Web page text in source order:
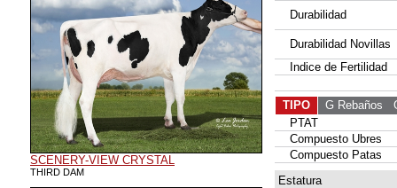
SCENERY-VIEW CRYSTAL
THIRD DAM
Durabilidad
Durabilidad Novillas
Indice de Fertilidad
TIPO G Rebaños
PTAT
Compuesto Ubres
Compuesto Patas
Estatura